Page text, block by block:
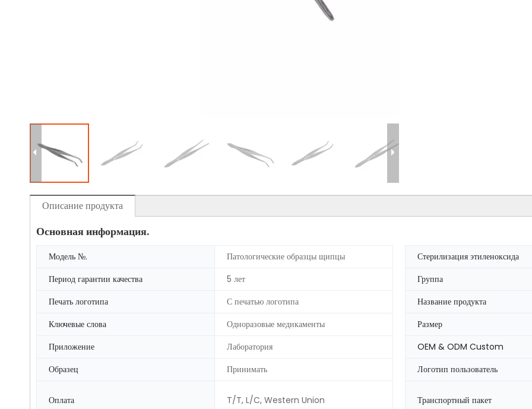
Описание продукта
Основная информация.
Модель №. Патологические образцы щипцы Стерилизация этиленоксида
Период гарантии качества
5 лет Группа
Печать логотипа
С печатью логотипа Название продукта
Ключевые слова
Одноразовые медикаменты Размер
Приложение
Лаборатория OEM & ODM Custom
Образец
Принимать Логотип пользователь
Оплата T/T, L/C, Western Union Транспортный пакет